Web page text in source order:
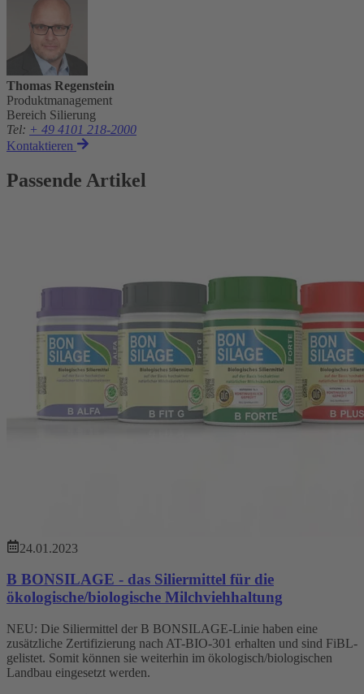
Thomas Regenstein
Produktmanagement
Bereich Silierung
Tel: + 49 4101 218-2000
Kontaktieren
Passende Artikel
24.01.2023
B BONSILAGE - das Siliermittel für die
ökologische/biologische Milchviehhaltung
NEU: Die Siliermittel der B BONSILAGE-Linie haben eine
zusätzliche Zertifizierung nach AT-BIO-301 erhalten und sind FiBL-
gelistet. Somit können sie weiterhin im ökologisch/biologischen
Landbau eingesetzt werden.